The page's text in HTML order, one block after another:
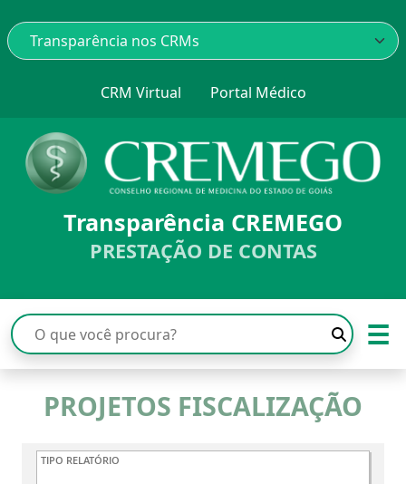
CRM Virtual Portal Médico
Transparência CREMEGO
PRESTAÇÃO DE CONTAS
☰
PROJETOS FISCALIZAÇÃO